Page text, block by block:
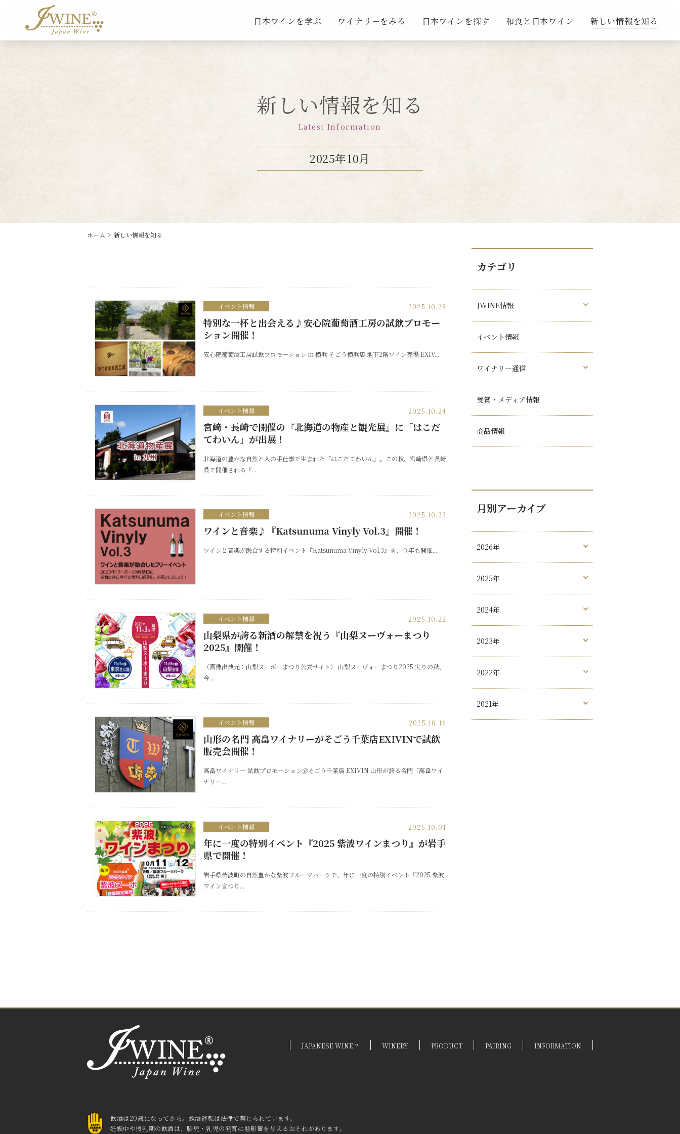
日本ワインを学ぶ ワイナリーをみる 日本ワインを探す 和食と日本ワイン 新しい情報を知る
新しい情報を知る
Latest Information
2025年10月
ホーム 新しい情報を知る
イベント情報 2025.10.28
特別な一杯と出会える♪安心院葡萄酒工房の試飲プロモー
ション開催！
安心院葡萄酒工房試飲プロモーション in 横浜 そごう横浜店 地下2階ワイン売場 EXIV...
イベント情報 2025.10.24
宮﨑・長崎で開催の『北海道の物産と観光展』に「はこだ
てわいん」が出展！
北海道の豊かな自然と人の手仕事で生まれた「はこだてわいん」。この秋、宮崎県と長崎
県で開催される『...
イベント情報 2025.10.23
ワインと音楽♪『Katsunuma Vinyly Vol.3』開催！
ワインと音楽が融合する特別イベント『Katsunuma Vinyly Vol.3』を、今年も開催...
イベント情報 2025.10.22
山梨県が誇る新酒の解禁を祝う『山梨ヌーヴォーまつり
2025』開催！
（画像出典元：山梨ヌーボーまつり公式サイト） 山梨ヌーヴォーまつり2025 実りの秋、
今...
イベント情報 2025.10.16
山形の名門 高畠ワイナリーがそごう千葉店EXIVINで試飲
販売会開催！
高畠ワイナリー 試飲プロモーション＠そごう千葉店 EXIVIN 山形が誇る名門「高畠ワイ
ナリー...
イベント情報 2025.10.01
年に一度の特別イベント『2025 紫波ワインまつり』が岩手
県で開催！
岩手県紫波町の自然豊かな紫波フルーツパークで、年に一度の特別イベント『2025 紫波
ワインまつり...
カテゴリ
JWINE情報
イベント情報
ワイナリー通信
受賞・メディア情報
商品情報
月別アーカイブ
2026年
2025年
2024年
2023年
2022年
2021年
JAPANESE WINE？ WINERY PRODUCT PAIRING INFORMATION
飲酒は20歳になってから。 飲酒運転は法律で禁じられています。
妊娠中や授乳期の飲酒は、胎児・乳児の発育に悪影響を与えるおそれがあります。